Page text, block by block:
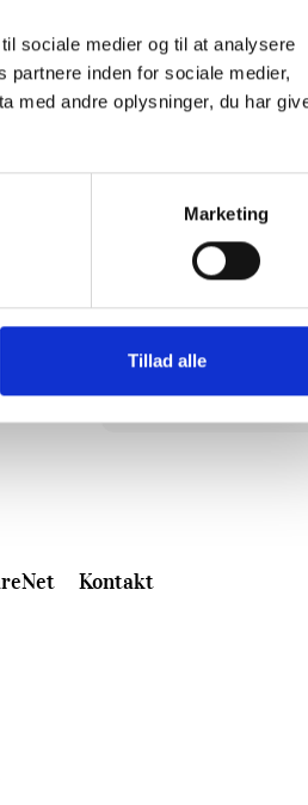
sociale medier og til at analysere
inden for sociale medier,
med andre oplysninger, du har
Marketing
Tillad alle
sundheds- og
Hos CareNet leverer
nyheder fra
spændende
Hver torsdag
fagligt stærke
anvendelse og
velfærdsteknologi til
dagsordenen.
Skriv dig op og hold
Tilmeld dig
Kontakt